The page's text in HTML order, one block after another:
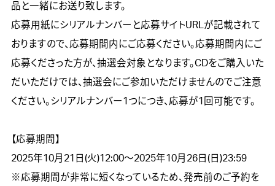
品と一緒にお送り致します。
応募用紙にシリアルナンバーと応募サイトURLが記載されて
おりますので、応募期間内にご応募ください。応募期間内にご
応募くださった方が、抽選会対象となります。CDをご購入いた
だいただけでは、抽選会にご参加いただけませんのでご注意
ください。シリアルナンバー1つにつき、応募が1回可能です。
【応募期間】
2025年10月21日(火)12:00～2025年10月26日(日)23:59
※応募期間が非常に短くなっているため、発売前のご予約を